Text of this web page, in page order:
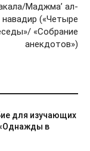
Маджма’ ал-
навадир («Четыре
«Собрание
анекдотов»)
для изучающих
в